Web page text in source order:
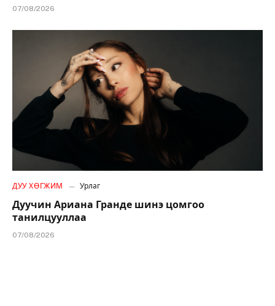
07/08/2026
ДУУ ХӨГЖИМ Урлаг
Дуучин Ариана Гранде шинэ цомгоо
танилцууллаа
07/08/2026